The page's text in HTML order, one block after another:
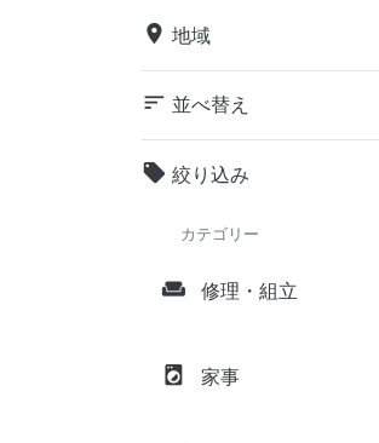
place 地域
sort 並べ替え
local_offer 絞り込み
カテゴリー
weekend 修理・組立
local_laundry_service 家事